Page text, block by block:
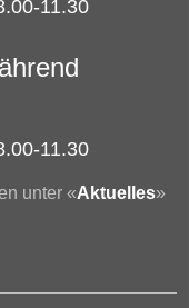
11.30
11.30
unter «Aktuelles»